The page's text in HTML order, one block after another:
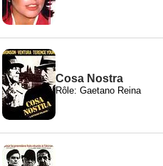
Cosa Nostra
Rôle: Gaetano Reina